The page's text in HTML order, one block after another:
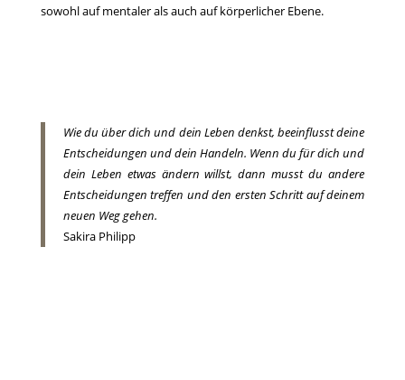
sowohl auf mentaler als auch auf körperlicher Ebene.
Wie du über dich und dein Leben denkst, beeinflusst deine
Entscheidungen und dein Handeln. Wenn du für dich und
dein Leben etwas ändern willst, dann musst du andere
Entscheidungen treffen und den ersten Schritt auf deinem
neuen Weg gehen.
Sakira Philipp